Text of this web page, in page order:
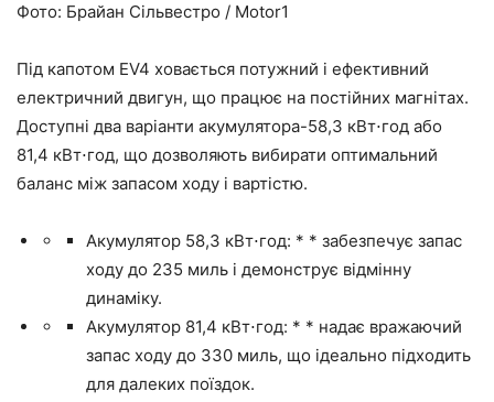
Фото: Брайан Сільвестро / Motor1
Під капотом EV4 ховається потужний і ефективний
електричний двигун, що працює на постійних магнітах.
Доступні два варіанти акумулятора-58,3 кВт⋅год або
81,4 кВт⋅год, що дозволяють вибирати оптимальний
баланс між запасом ходу і вартістю.
Акумулятор 58,3 кВт⋅год: * * забезпечує запас
ходу до 235 миль і демонструє відмінну
динаміку.
Акумулятор 81,4 кВт⋅год: * * надає вражаючий
запас ходу до 330 миль, що ідеально підходить
для далеких поїздок.